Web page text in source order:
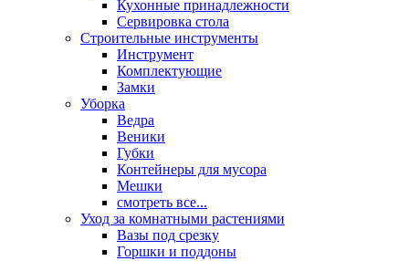
Кухонные принадлежности
Сервировка стола
Строительные инструменты
Инструмент
Комплектующие
Замки
Уборка
Ведра
Веники
Губки
Контейнеры для мусора
Мешки
смотреть все...
Уход за комнатными растениями
Вазы под срезку
Горшки и поддоны